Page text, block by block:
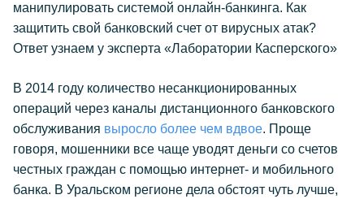
манипулировать системой онлайн-банкинга. Как
защитить свой банковский счет от вирусных атак?
Ответ узнаем у эксперта «Лаборатории Касперского»
В 2014 году количество несанкционированных
операций через каналы дистанционного банковского
обслуживания выросло более чем вдвое. Проще
говоря, мошенники все чаще уводят деньги со счетов
честных граждан с помощью интернет- и мобильного
банка. В Уральском регионе дела обстоят чуть лучше,